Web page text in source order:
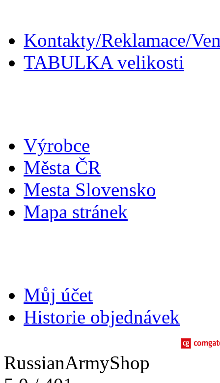
Kontakty/Reklamace/
TABULKA velikosti
Výrobce
Města ČR
Mesta Slovensko
Mapa stránek
Můj účet
Historie objednávek
RussianArmyShop